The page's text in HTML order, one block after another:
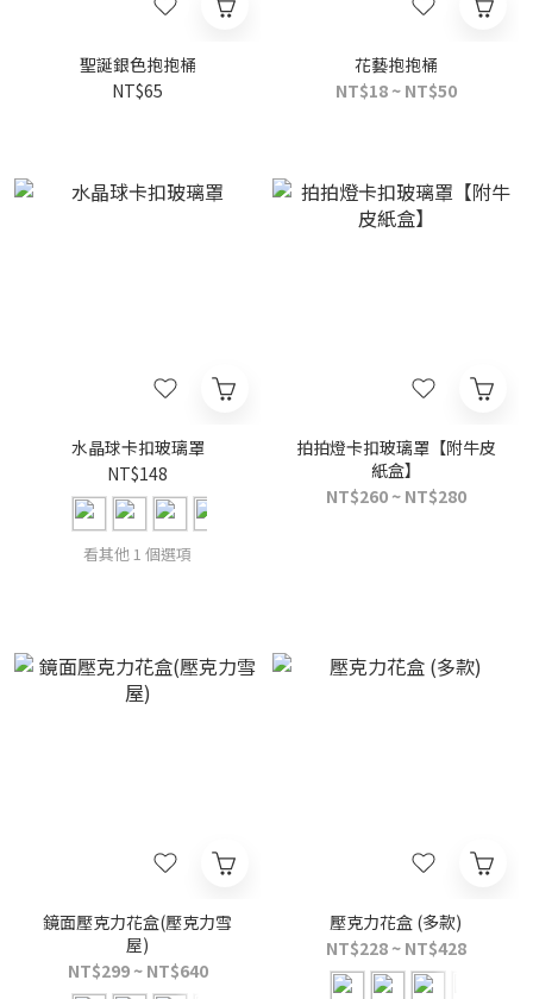
聖誕銀色抱抱桶
NT$65
花藝抱抱桶
NT$18 ~ NT$50
水晶球卡扣玻璃罩
NT$148
看其他 1 個選項
拍拍燈卡扣玻璃罩【附牛皮
紙盒】
NT$260 ~ NT$280
鏡面壓克力花盒(壓克力雪
屋)
NT$299 ~ NT$640
壓克力花盒 (多款)
NT$228 ~ NT$428